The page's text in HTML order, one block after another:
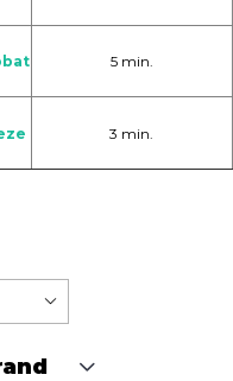
5 min.
3 min.